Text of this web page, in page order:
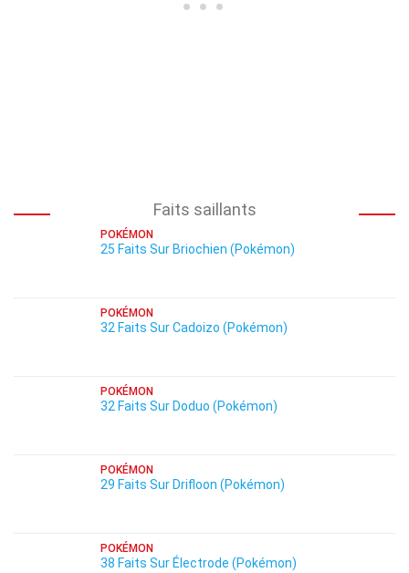
Faits saillants
POKÉMON
25 Faits Sur Briochien (Pokémon)
POKÉMON
32 Faits Sur Cadoizo (Pokémon)
POKÉMON
32 Faits Sur Doduo (Pokémon)
POKÉMON
29 Faits Sur Drifloon (Pokémon)
POKÉMON
38 Faits Sur Électrode (Pokémon)